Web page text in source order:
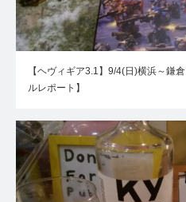
【ヘヴィギア3.1】9/4(日)横浜～鎌
ルレポート】